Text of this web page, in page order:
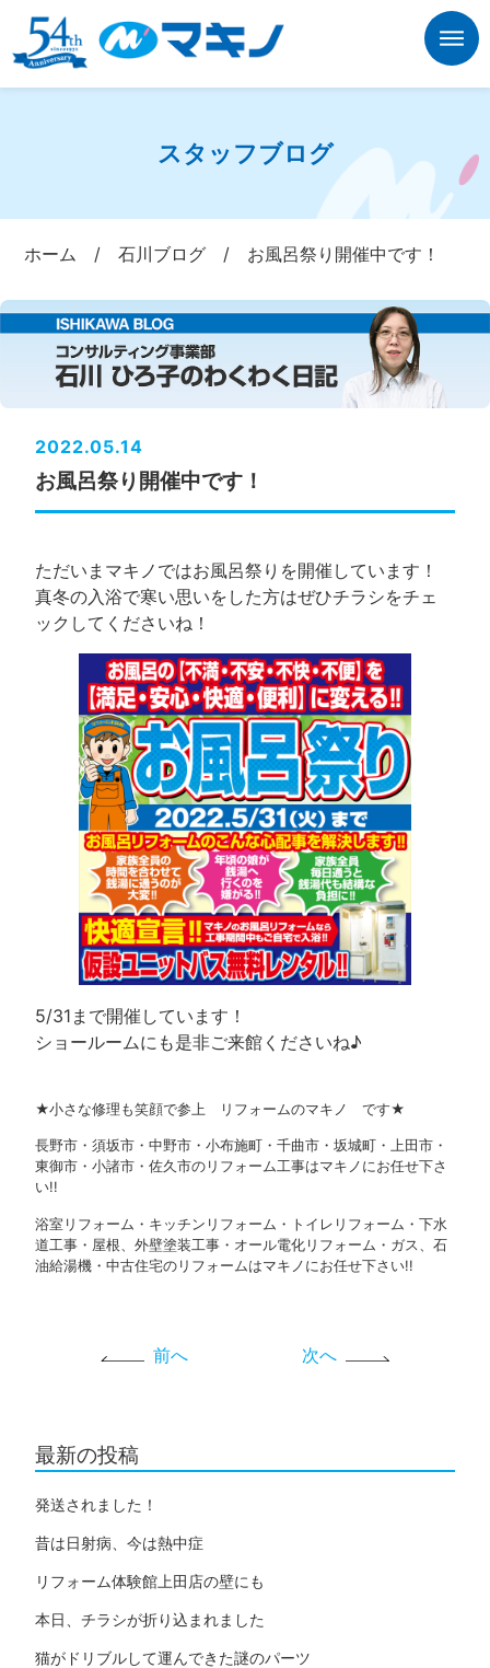
スタッフブログ
ホーム /石川ブログ / お風呂祭り開催中です！
2022.05.14
お風呂祭り開催中です！
ただいまマキノではお風呂祭りを開催しています！
真冬の入浴で寒い思いをした方はぜひチラシをチェ
ックしてくださいね！
5/31まで開催しています！
ショールームにも是非ご来館くださいね♪
★小さな修理も笑顔で参上 リフォームのマキノ です★
長野市・須坂市・中野市・小布施町・千曲市・坂城町・上田市・
東御市・小諸市・佐久市のリフォーム工事はマキノにお任せ下さ
い!!
浴室リフォーム・キッチンリフォーム・トイレリフォーム・下水
道工事・屋根、外壁塗装工事・オール電化リフォーム・ガス、石
油給湯機・中古住宅のリフォームはマキノにお任せ下さい!!
前へ 次へ
最新の投稿
発送されました！
昔は日射病、今は熱中症
リフォーム体験館上田店の壁にも
本日、チラシが折り込まれました
猫がドリブルして運んできた謎のパーツ